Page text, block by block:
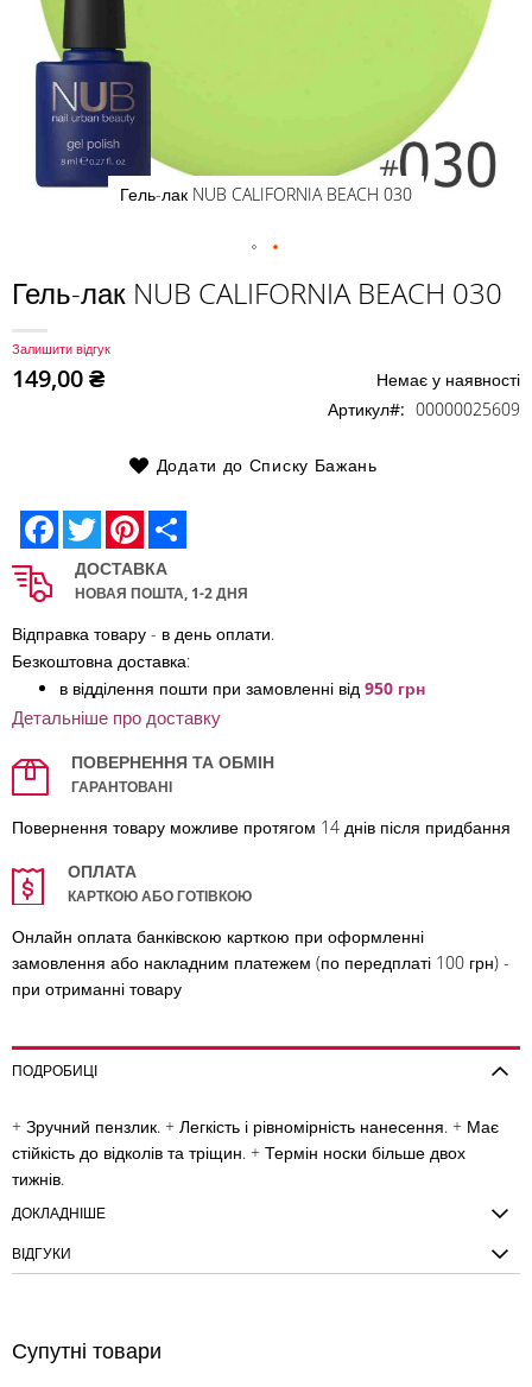
Гель-лак NUB CALIFORNIA BEACH 030
до
галереї
зображень
Гель-лак NUB CALIFORNIA BEACH 030
Залишити відгук
149,00 ₴
Немає у наявності
Артикул
00000025609
Додати до Списку Бажань
Facebook
Twitter Pinterest
ДОСТАВКА
НОВАЯ ПОШТА, 1-2 ДНЯ
Відправка товару - в день оплати.
Безкоштовна доставка:
в відділення пошти при замовленні від 950 грн
Детальніше про доставку
ПОВЕРНЕННЯ ТА ОБМІН
ГАРАНТОВАНІ
Повернення товару можливе протягом 14 днів після придбання
ОПЛАТА
КАРТКОЮ АБО ГОТІВКОЮ
Онлайн оплата банківскою карткою при оформленні
замовлення або накладним платежем (по передплаті 100 грн) -
при отриманні товару
ПОДРОБИЦІ
+ Зручний пензлик. + Легкість і рівномірність нанесення. + Має
стійкість до відколів та тріщин. + Термін носки більше двох
тижнів.
ДОКЛАДНІШЕ
ВІДГУКИ
Супутні товари